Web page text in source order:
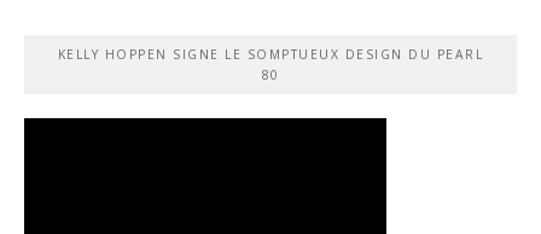
KELLY HOPPEN SIGNE LE SOMPTUEUX DESIGN DU PEARL
80